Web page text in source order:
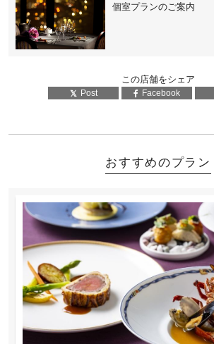
個室プランのご案内
この店舗をシェア
Post Facebook
おすすめのプラン